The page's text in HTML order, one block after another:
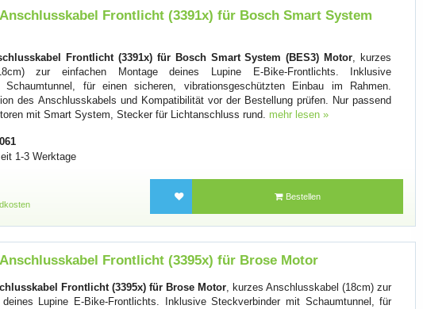
Frontlicht (3391x) für Bosch Smart System
Frontlicht (3391x) für Bosch Smart System (BES3) Motor , kurzes
zur einfachen Montage deines Lupine E-Bike-Frontlichts. Inklusive
Schaumtunnel, für einen sicheren, vibrationsgeschützten Einbau im Rahmen.
des Anschlusskabels und Kompatibilität vor der Bestellung prüfen. Nur passend
mit Smart System, Stecker für Lichtanschluss rund. mehr lesen »
1-3 Werktage
Bestellen
Frontlicht (3395x) für Brose Motor
Frontlicht (3395x) für Brose Motor , kurzes Anschlusskabel (18cm) zur
Lupine E-Bike-Frontlichts. Inklusive Steckverbinder mit Schaumtunnel, für